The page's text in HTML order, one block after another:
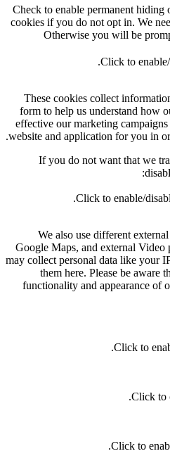
Check to enable
cookies if you do
Otherwise
These cookies
form to help us
effective our
website and
If you do not
Click
We also use
Google Maps, and
may collect personal
them here.
functionality and